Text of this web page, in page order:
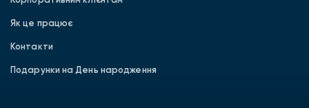
Як це працює
Контакти
Подарунки на День народження